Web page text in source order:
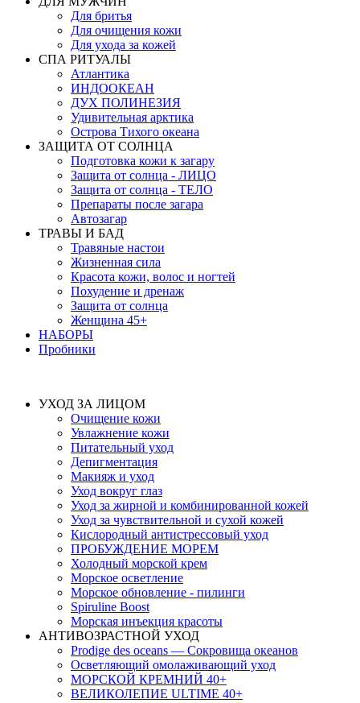
Для бритья
Для очищения кожи
Для ухода за кожей
СПА РИТУАЛЫ
Атлантика
ИНДООКЕАН
ДУХ ПОЛИНЕЗИЯ
Удивительная арктика
Острова Тихого океана
ЗАЩИТА ОТ СОЛНЦА
Подготовка кожи к загару
Защита от солнца - ЛИЦО
Защита от солнца - ТЕЛО
Препараты после загара
Автозагар
ТРАВЫ И БАД
Травяные настои
Жизненная сила
Красота кожи, волос и ногтей
Похудение и дренаж
Защита от солнца
Женщина 45+
НАБОРЫ
Пробники
УХОД ЗА ЛИЦОМ
Очищение кожи
Увлажнение кожи
Питательный уход
Депигментация
Макияж и уход
Уход вокруг глаз
Уход за жирной и комбинированной кожей
Уход за чувствительной и сухой кожей
Кислородный антистрессовый уход
ПРОБУЖДЕНИЕ МОРЕМ
Холодный морской крем
Морское осветление
Морское обновление - пилинги
Spiruline Boost
Морская инъекция красоты
АНТИВОЗРАСТНОЙ УХОД
Prodige des oceans — Сокровища океанов
Осветляющий омолаживающий уход
МОРСКОЙ КРЕМНИЙ 40+
ВЕЛИКОЛЕПИЕ ULTIME 40+